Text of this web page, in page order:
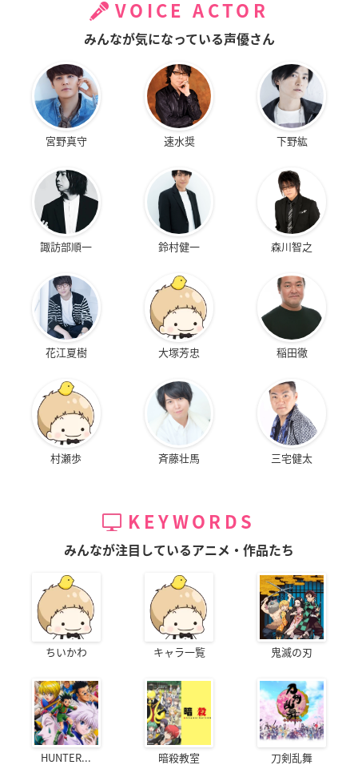
VOICE ACTOR
みんなが気になっている声優さん
宮野真守 速水奨 下野紘
諏訪部順一 鈴村健一 森川智之
花江夏樹 大塚芳忠 稲田徹
村瀬歩 斉藤壮馬 三宅健太
KEYWORDS
みんなが注目しているアニメ・作品たち
ちいかわ キャラ一覧 鬼滅の刃
HUNTER... 暗殺教室 刀剣乱舞